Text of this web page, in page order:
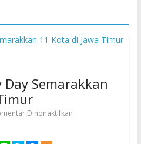
Semarakkan
Dinonaktifkan